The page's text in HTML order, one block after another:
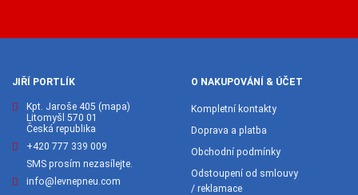
JIŘÍ PORTLÍK
Kpt. Jaroše 405 (mapa)
Litomyšl 570 01
Česká republika
+420 777 339 009
SMS prosím nezasílejte.
info@levnepneu.com
O NAKUPOVÁNÍ & ÚČET
Kompletní kontakty
Doprava a platba
Obchodní podmínky
Odstoupení od smlouvy
/ reklamace